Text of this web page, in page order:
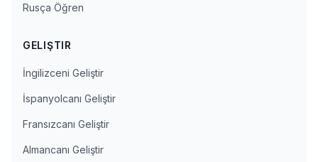
Rusça Öğren
GELIŞTIR
İngilizceni Geliştir
İspanyolcanı Geliştir
Fransızcanı Geliştir
Almancanı Geliştir